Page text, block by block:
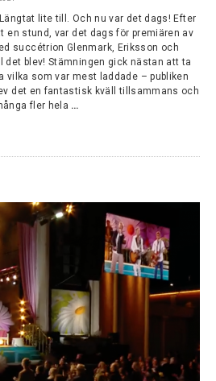
lite till. Och nu var det dags! Efter
en stund, var det dags för premiären av
succétrion Glenmark, Eriksson och
det blev! Stämningen gick nästan att ta
vilka som var mest laddade – publiken
det en fantastisk kväll tillsammans och
fler hela …